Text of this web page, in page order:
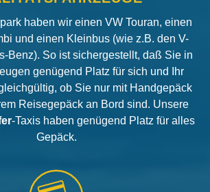
haben wir einen VW Touran, einen
und einen Kleinbus (wie z.B. den V-
Benz). So ist sichergestellt, daß Sie in
genügend Platz für sich und Ihr
ob Sie nur mit Handgepäck
Reisegepäck an Bord sind. Unsere
-Taxis haben genügend Platz für alles
Gepäck.